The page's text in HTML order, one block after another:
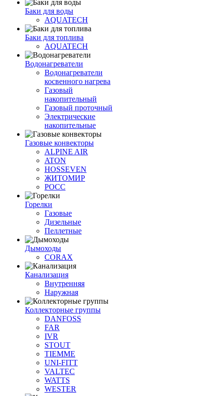
Баки для воды
AQUATECH
Баки для топлива
AQUATECH
Водонагреватели
Водонагреватели
косвенного нагрева
Газовый
накопительный
Газовый проточный
Электрические
накопительные
Газовые конвекторы
ALPINE AIR
ATON
HOSSEVEN
ЖИТОМИР
РОСС
Горелки
Газовые
Дизельные
Пеллетные
Дымоходы
CORAX
Канализация
Внутренняя
Наружная
Коллекторные группы
DANFOSS
FAR
IVR
STOUT
TIEMME
UNI-FITT
VALTEC
WATTS
WESTER